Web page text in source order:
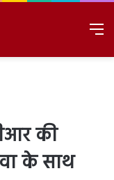
की
के साथ